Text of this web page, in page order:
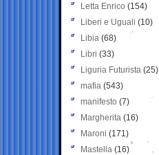
Letta Enrico (154)
Liberi e Uguali (10)
Libia (68)
Libri (33)
Liguria Futurista (25)
mafia (543)
manifesto (7)
Margherita (16)
Maroni (171)
Mastella (16)